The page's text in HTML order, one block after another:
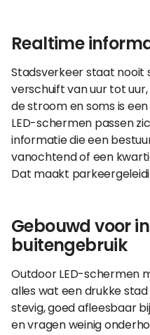
Realtime
Stadsverkeer staat nooit
verschuift van uur tot
de stroom en soms is
LED-schermen passen
informatie die een
vanochtend of een
Dat maakt
Gebouwd voor
buitengebruik
Outdoor LED-schermen
alles wat een drukke
stevig, goed afleesbaar
en vragen weinig